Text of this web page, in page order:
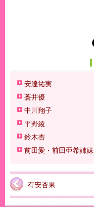
安達祐実
蒼井優
中川翔子
平野綾
鈴木杏
前田愛・前田亜希姉妹
有安杏果